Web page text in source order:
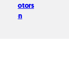
Motors